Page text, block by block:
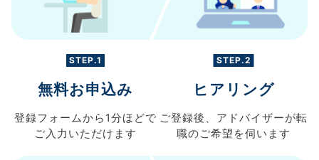
STEP.1
無料お申込み
登録フォームから 1分ほどで
ご入力 いただけます
STEP.2
ヒアリング
ご登録後、 アドバイザーが転
職のご希望を伺います